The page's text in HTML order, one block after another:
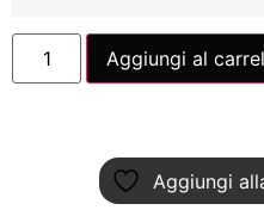
Aggiungi al
Aggiungi